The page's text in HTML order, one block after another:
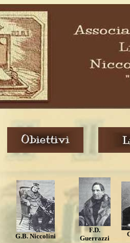
G.B. Niccolini
F.D.
Guerrazzi